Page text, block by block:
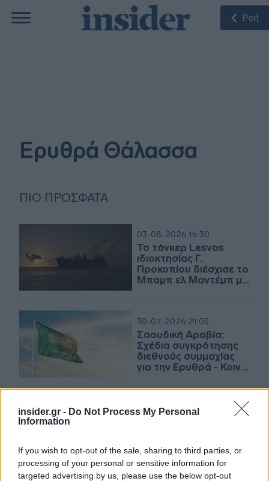
insider.gr - Do Not Process My Personal
Information
If you wish to opt-out of the sale, sharing to third parties, or
processing of your personal or sensitive information for
targeted advertising by us, please use the below opt-out
Ροή
Ερυθρά Θάλασσα
ΠΙΟ ΠΡΌΣΦΑΤΑ
03-08-2026 16:30
To τάνκερ Lesvos
ιδιοκτησίας Γ.
Προκοπίου διέσχισε το
Μπαμπ ελ Μαντέμπ με
30-07-2026 21:05
Σαουδική Αραβία:
Σχέδια συγκρότησης
διεθνούς συμμαχίας
για την Ερυθρά - Κοινή
29-07-2026 14:08
από την Ερυθρά
Θάλασσα